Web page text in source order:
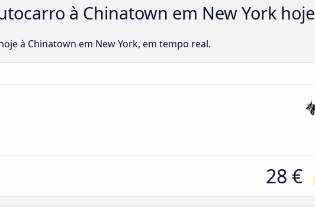
à Chinatown em New York hoje
à Chinatown em New York, em tempo real.
28 €